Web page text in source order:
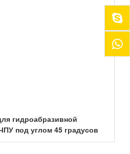
гидроабразивной
под углом 45 градусов